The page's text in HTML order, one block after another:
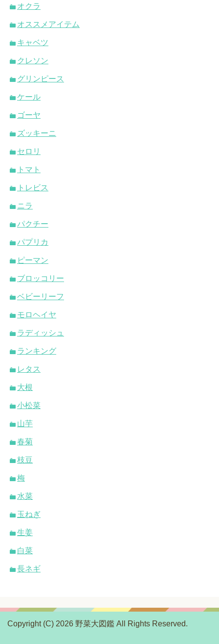
オクラ
オススメアイテム
キャベツ
クレソン
グリンピース
ケール
ゴーヤ
ズッキーニ
セロリ
トマト
トレビス
ニラ
パクチー
パプリカ
ピーマン
ブロッコリー
ベビーリーフ
モロヘイヤ
ラディッシュ
ランキング
レタス
大根
小松菜
山芋
春菊
枝豆
梅
水菜
玉ねぎ
生姜
白菜
長ネギ
Copyright (C) 2026 野菜大図鑑 All Rights Reserved.